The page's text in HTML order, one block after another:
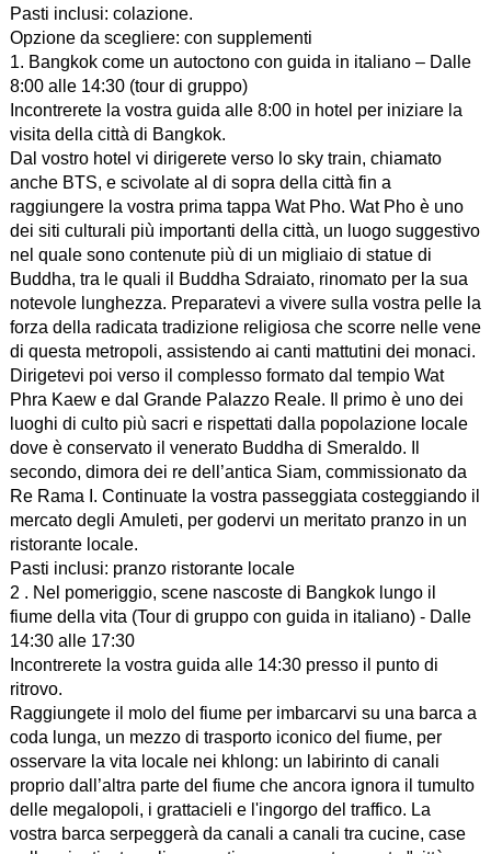
Pasti inclusi: colazione.
Opzione da scegliere: con supplementi
1. Bangkok come un autoctono con guida in italiano – Dalle
8:00 alle 14:30 (tour di gruppo)
Incontrerete la vostra guida alle 8:00 in hotel per iniziare la
visita della città di Bangkok.
Dal vostro hotel vi dirigerete verso lo sky train, chiamato
anche BTS, e scivolate al di sopra della città fin a
raggiungere la vostra prima tappa Wat Pho. Wat Pho è uno
dei siti culturali più importanti della città, un luogo suggestivo
nel quale sono contenute più di un migliaio di statue di
Buddha, tra le quali il Buddha Sdraiato, rinomato per la sua
notevole lunghezza. Preparatevi a vivere sulla vostra pelle la
forza della radicata tradizione religiosa che scorre nelle vene
di questa metropoli, assistendo ai canti mattutini dei monaci.
Dirigetevi poi verso il complesso formato dal tempio Wat
Phra Kaew e dal Grande Palazzo Reale. Il primo è uno dei
luoghi di culto più sacri e rispettati dalla popolazione locale
dove è conservato il venerato Buddha di Smeraldo. Il
secondo, dimora dei re dell’antica Siam, commissionato da
Re Rama I. Continuate la vostra passeggiata costeggiando il
mercato degli Amuleti, per godervi un meritato pranzo in un
ristorante locale.
Pasti inclusi: pranzo ristorante locale
2 . Nel pomeriggio, scene nascoste di Bangkok lungo il
fiume della vita (Tour di gruppo con guida in italiano) - Dalle
14:30 alle 17:30
Incontrerete la vostra guida alle 14:30 presso il punto di
ritrovo.
Raggiungete il molo del fiume per imbarcarvi su una barca a
coda lunga, un mezzo di trasporto iconico del fiume, per
osservare la vita locale nei khlong: un labirinto di canali
proprio dall’altra parte del fiume che ancora ignora il tumulto
delle megalopoli, i grattacieli e l'ingorgo del traffico. La
vostra barca serpeggerà da canali a canali tra cucine, case